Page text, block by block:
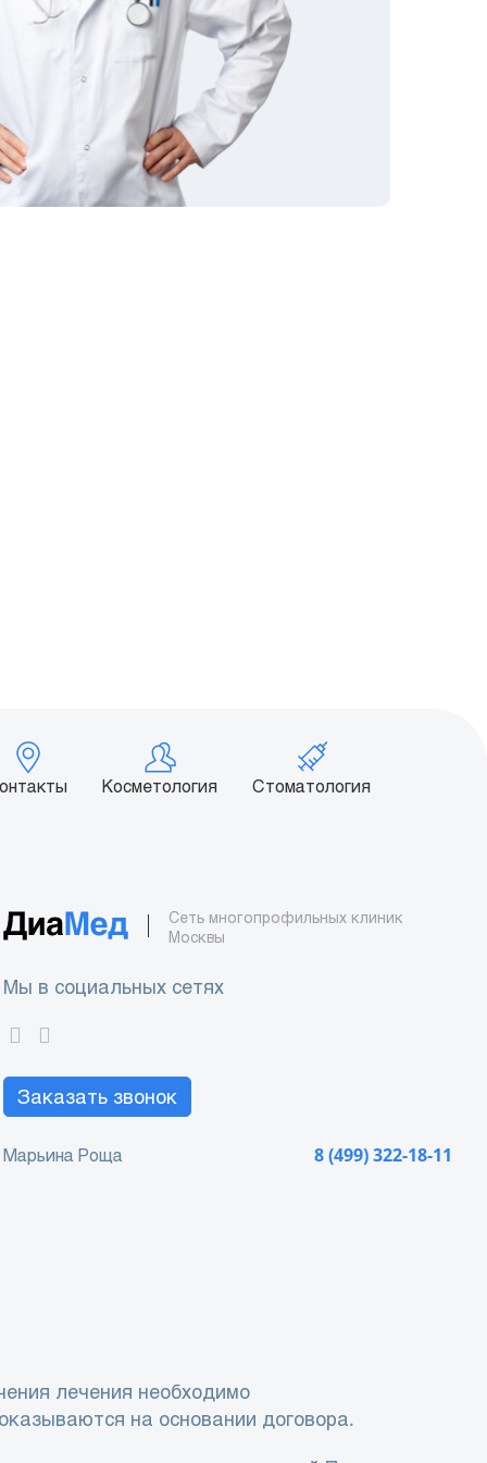
Косметология Стоматология
Сеть многопрофильных клиник
Москвы
Мы в социальных сетях
Заказать звонок
8 (499) 322-18-11
Марьина Роща
лечения необходимо
на основании договора.